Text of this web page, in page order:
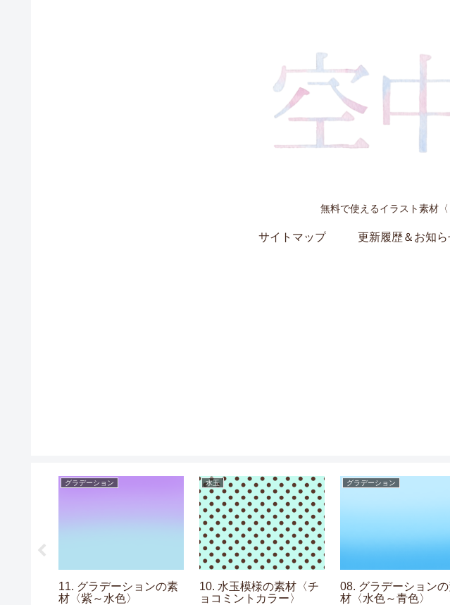
無料で使えるイラスト素材
サイトマップ 更新履歴＆お知ら
グラデーション
11. グラデーションの素
材〈紫～水色〉
水玉
10. 水玉模様の素材〈チ
ョコミントカラー〉
グラデーション
08. グラデーション
材〈水色～青色〉